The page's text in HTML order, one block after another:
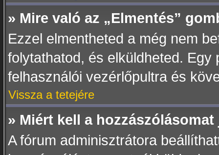
» Mire való az „Elmentés”
Ezzel elmentheted a még nem
folytathatod, és elküldheted.
felhasználói vezérlőpultra és
Vissza a tetejére
» Miért kell a
A fórum adminisztrátora